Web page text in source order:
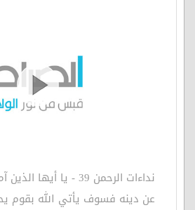
نداءات الرحمن 39 - يا
عن دينه فسوف يأتي الله بقوم